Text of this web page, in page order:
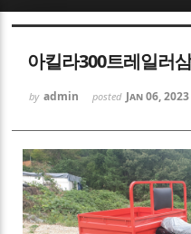
아킬라300트레일러
by admin posted Jan 06, 2023
Sketchbook5,